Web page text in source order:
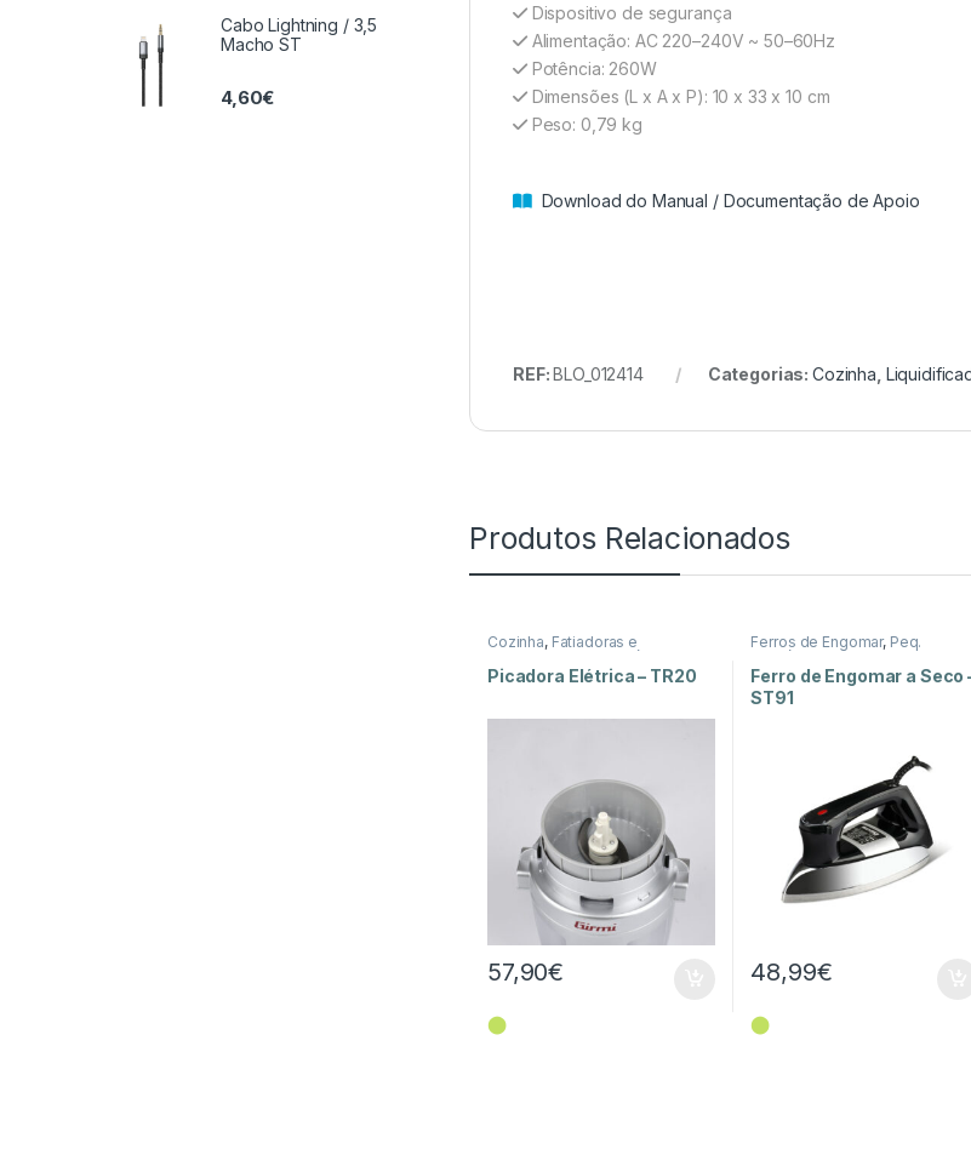
Dispositivo de segurança
Alimentação: AC 220–240V ~ 50–60Hz
Potência: 260W
Dimensões (L x A x P): 10 x 33 x 10 cm
Peso: 0,79 kg
Download do Manual / Documentação de Apoio
REF:BLO_012414 Categorias: Cozinha
Produtos Relacionados
Cozinha, Fatiadoras e
Peq. Domésticos
Picadora Elétrica – TR20
57,90€
⬤
Ferros de Engomar, Peq.
Domésticos
,Tratamento de
Roupa
Ferro de Engomar a Seco
ST91
48,99€
⬤
Cabo Lightning / 3,5
Macho ST
4,60€